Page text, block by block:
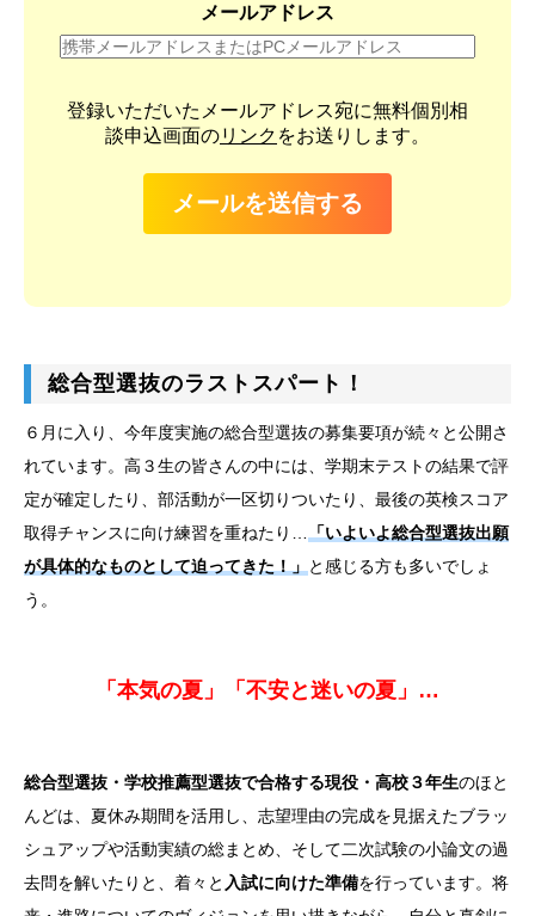
メールアドレス
登録いただいたメールアドレス宛に無料個別相
談申込画面のリンク をお送りします。
メールを送信する
総合型選抜のラストスパート！
６月に入り、今年度実施の総合型選抜の募集要項が続々と公開さ
れています。高３生の皆さんの中には、学期末テストの結果で評
定が確定したり、部活動が一区切りついたり、最後の英検スコア
取得チャンスに向け練習を重ねたり…
「いよいよ総合型選抜出願
が具体的なものとして迫ってきた！」 と感じる方も多いでしょ
う。
「本気の夏」「不安と迷いの夏」…
総合型選抜・学校推薦型選抜で合格する現役・高校３年生のほと
んどは、夏休み期間を活用し、志望理由の完成を見据えたブラッ
シュアップや活動実績の総まとめ、そして二次試験の小論文の過
去問を解いたりと、着々と 入試に向けた準備を行っています。将